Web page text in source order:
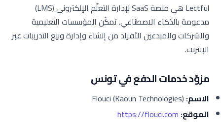
Lectful هي منصة SaaS لإدارة التعلّم الإلكتروني (LMS)
مدعومة بالذكاء الاصطناعي. تمكّن المؤسسات التعليمية
والشركات والمبدعين الأفراد من إنشاء وإدارة وبيع التدريبات عبر
الإنترنت.
مزوّد خدمات الدفع في تونس
الاسم:
الموقع: https://flouci.com